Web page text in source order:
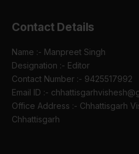
Contact Details
Name :- Manpreet Singh
Designation :- Editor
Contact Number :- 9425517992
Email ID :-
Office Address :- Chhattisgarh
Chhattisgarh